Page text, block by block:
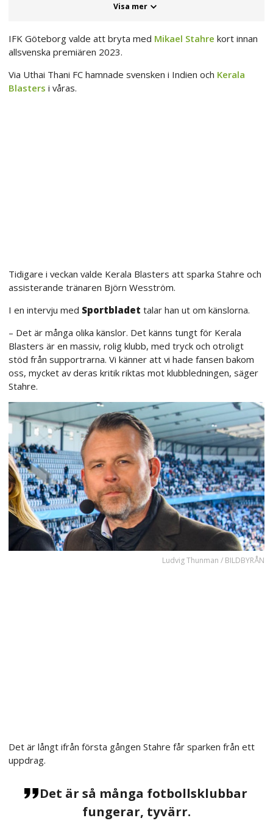
Visa mer
IFK Göteborg valde att bryta med Mikael Stahre kort innan
allsvenska premiären 2023.
Via Uthai Thani FC hamnade svensken i Indien och Kerala
Blasters i våras.
Tidigare i veckan valde Kerala Blasters att sparka Stahre och
assisterande tränaren Björn Wesström.
I en intervju med Sportbladet talar han ut om känslorna.
– Det är många olika känslor. Det känns tungt för Kerala
Blasters är en massiv, rolig klubb, med tryck och otroligt
stöd från supportrarna. Vi känner att vi hade fansen bakom
oss, mycket av deras kritik riktas mot klubbledningen, säger
Stahre.
Ludvig Thunman / BILDBYRÅN
Det är långt ifrån första gången Stahre får sparken från ett
uppdrag.
Det är så många fotbollsklubbar
fungerar, tyvärr.